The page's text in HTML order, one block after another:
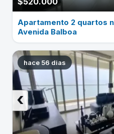
Apartamento 2 quartos
Avenida Balboa
hace 56 dias
‹